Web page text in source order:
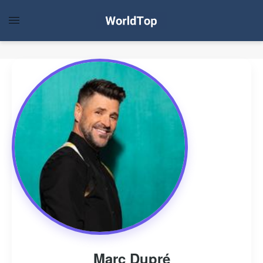
Marc Dupré